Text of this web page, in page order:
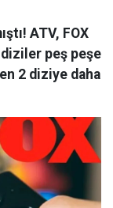
ATV, FOX
diziler peş peşe
2 diziye daha